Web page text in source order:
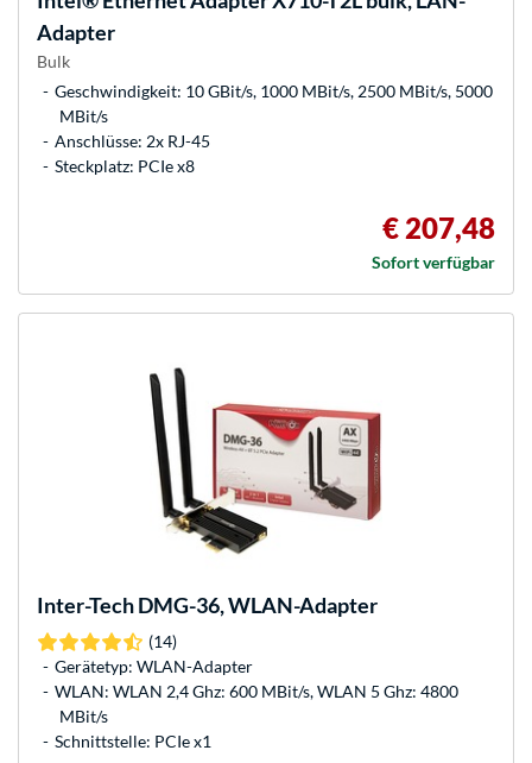
Adapter
Bulk
Geschwindigkeit: 10 GBit/s, 1000 MBit/s, 2500 MBit/s, 5000
MBit/s
Anschlüsse: 2x RJ-45
Steckplatz: PCIe x8
€ 207,48
Sofort verfügbar
Inter-TechDMG-36, WLAN-Adapter
(14)
Gerätetyp: WLAN-Adapter
WLAN: WLAN 2,4 Ghz: 600 MBit/s, WLAN 5 Ghz: 4800
MBit/s
Schnittstelle: PCIe x1